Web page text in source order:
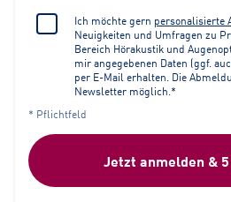
Ich möchte gern personalisierte
Neuigkeiten und Umfragen zu
Bereich Hörakustik und
mir angegebenen Daten (ggf.
per E-Mail erhalten. Die
Newsletter möglich.*
* Pflichtfeld
Jetzt anmelden &